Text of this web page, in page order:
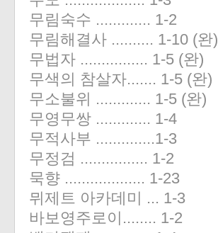
무림숙수 ............. 1-2
무림해결사 .......... 1-10 (완)
무법자 ................ 1-5 (완)
무색의 참살자....... 1-5 (완)
무소불위 ............. 1-5 (완)
무영무쌍 ............. 1-4
무적사부 ..............1-3
무정검 ................ 1-2
묵향 ................... 1-23
뮈제트 아카데미 ... 1-3
바보영주로이........ 1-2